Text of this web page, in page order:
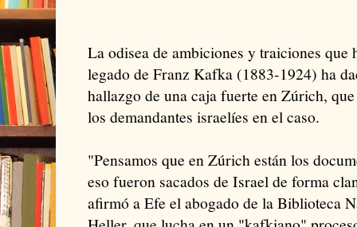
La odisea de ambiciones y traiciones que
legado de Franz Kafka (1883-1924) ha
hallazgo de una caja fuerte en Zúrich,
los demandantes israelíes en el caso.
"Pensamos que en Zúrich están los
eso fueron sacados de Israel de forma
afirmó a Efe el abogado de la Biblioteca